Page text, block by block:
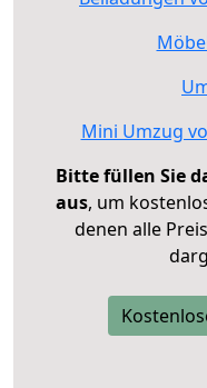
Mini Umzug
Bitte füllen Sie
aus, um
denen alle